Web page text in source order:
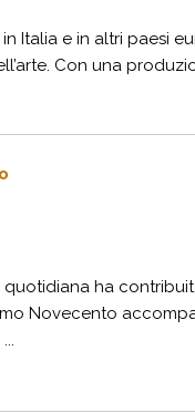
Italia e in altri paesi
Con una
ha
Novecento